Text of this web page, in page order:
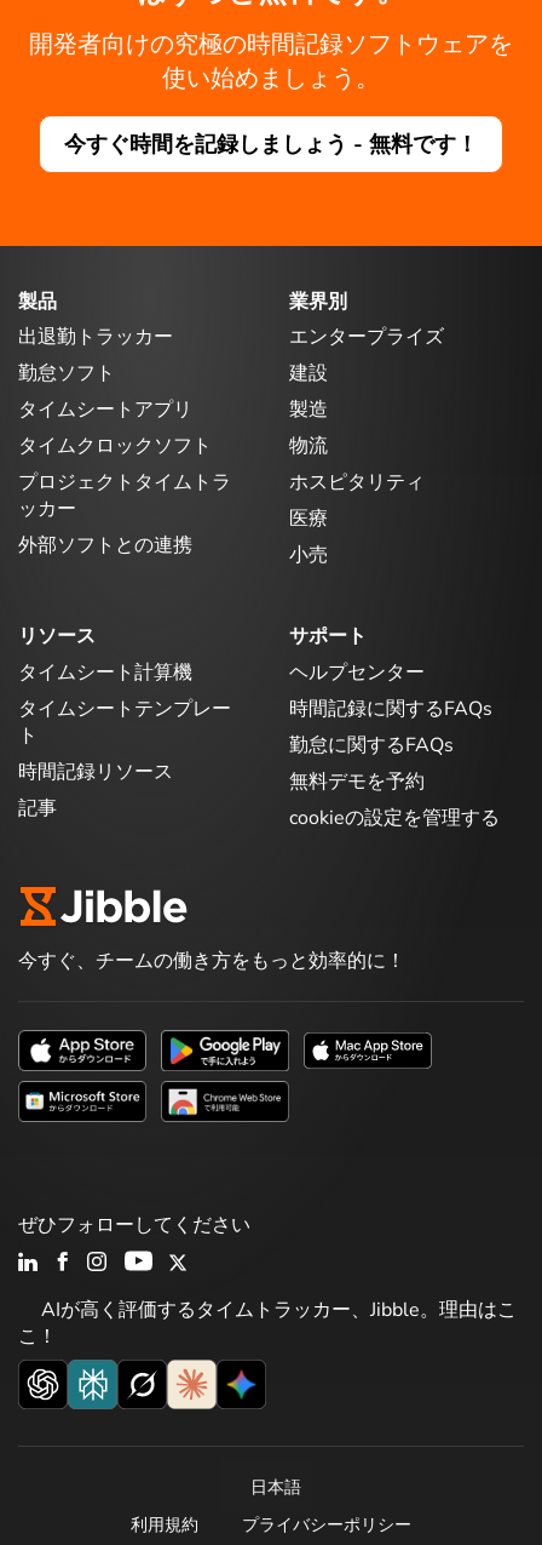
開発者向けの究極の時間記録ソフトウェアを
使い始めましょう。
今すぐ時間を記録しましょう - 無料です！
製品
出退勤トラッカー
勤怠ソフト
タイムシートアプリ
タイムクロックソフト
プロジェクトタイムトラ
ッカー
外部ソフトとの連携
業界別
エンタープライズ
建設
製造
物流
ホスピタリティ
医療
小売
リソース
タイムシート計算機
タイムシートテンプレー
ト
時間記録リソース
記事
サポート
ヘルプセンター
時間記録に関するFAQs
勤怠に関するFAQs
無料デモを予約
cookieの設定を管理する
今すぐ、チームの働き方をもっと効率的に！
AIが高く評価するタイムトラッカー、Jibble。理由はこ
こ！
ぜひフォローしてください
日本語
利用規約
プライバシーポリシー